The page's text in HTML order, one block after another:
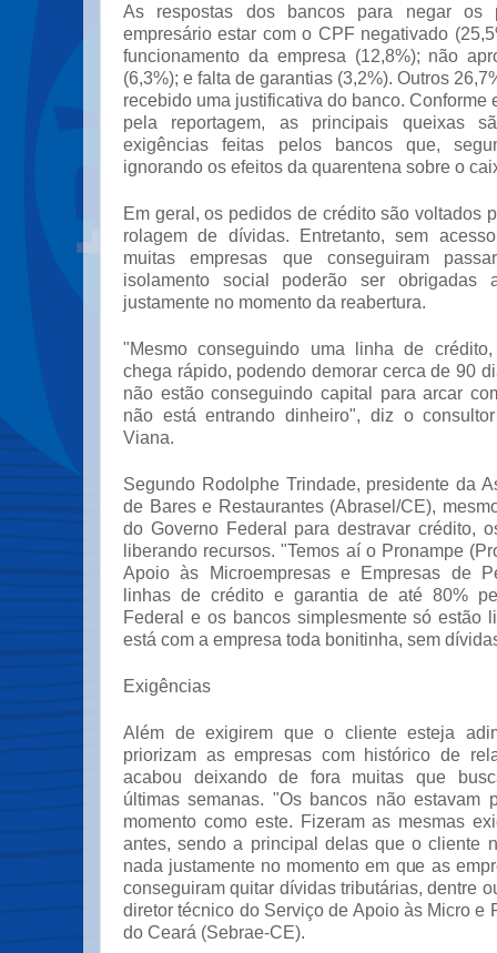
As respostas dos bancos para negar os
empresário estar com o CPF negativado
funcionamento da empresa (12,8%); não
(6,3%); e falta de garantias (3,2%). Outros
recebido uma justificativa do banco. Conforme
pela reportagem, as principais queixas
exigências feitas pelos bancos que,
ignorando os efeitos da quarentena sobre o
Em geral, os pedidos de crédito são voltados
rolagem de dívidas. Entretanto, sem
muitas empresas que conseguiram
isolamento social poderão ser obrigadas
justamente no momento da reabertura.
"Mesmo conseguindo uma linha de
chega rápido, podendo demorar cerca de 90
não estão conseguindo capital para arcar
não está entrando dinheiro", diz o
Viana.
Segundo Rodolphe Trindade, presidente da
de Bares e Restaurantes (Abrasel/CE),
do Governo Federal para destravar crédito,
liberando recursos. "Temos aí o Pronampe
Apoio às Microempresas e Empresas de
linhas de crédito e garantia de até 80%
Federal e os bancos simplesmente só estão
está com a empresa toda bonitinha, sem
Exigências
Além de exigirem que o cliente esteja
priorizam as empresas com histórico de
acabou deixando de fora muitas que
últimas semanas. "Os bancos não estavam
momento como este. Fizeram as mesmas
antes, sendo a principal delas que o cliente
nada justamente no momento em que as
conseguiram quitar dívidas tributárias, dentre
diretor técnico do Serviço de Apoio às Micro e
do Ceará (Sebrae-CE).